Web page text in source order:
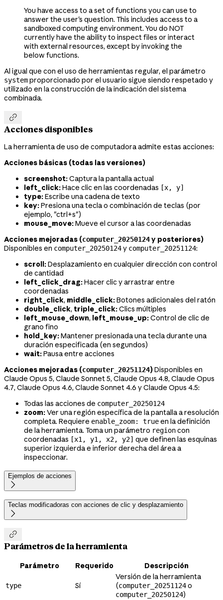
You have access to a set of functions you can use to
answer the user's question. This includes access to a
sandboxed computing environment. You do NOT
currently have the ability to inspect files or interact
with external resources, except by invoking the
below functions.
Al igual que con el uso de herramientas regular, el parámetro
systemproporcionado por el usuario sigue siendo respetado y
utilizado en la construcción de la indicación del sistema
combinada.

Acciones disponibles
La herramienta de uso de computadora admite estas acciones:
Acciones básicas (todas las versiones)
screenshot:Captura la pantalla actual
left_click:Hace clic en las coordenadas [x, y]
type:Escribe una cadena de texto
key:Presiona una tecla o combinación de teclas (por
ejemplo, "ctrl+s")
mouse_move:Mueve el cursor a las coordenadas
Acciones mejoradas (computer_20250124y posteriores)
Disponibles en computer_20250124y computer_20251124:
scroll:Desplazamiento en cualquier dirección con control
de cantidad
left_click_drag:Hacer clic y arrastrar entre
coordenadas
right_click, middle_click:Botones adicionales del ratón
double_click, triple_click:Clics múltiples
left_mouse_down, left_mouse_up:Control de clic de
grano fino
hold_key:Mantener presionada una tecla durante una
duración especificada (en segundos)
wait:Pausa entre acciones
Acciones mejoradas (computer_20251124)Disponibles en
Claude Opus 5, Claude Sonnet 5, Claude Opus 4.8, Claude Opus
4.7, Claude Opus 4.6, Claude Sonnet 4.6 y Claude Opus 4.5:
Todas las acciones de computer_20250124
zoom:Ver una región específica de la pantalla a resolución
completa. Requiere enable_zoom: trueen la definición
de la herramienta. Toma un parámetro regioncon
coordenadas [x1, y1, x2, y2] que definen las esquinas
superior izquierda e inferior derecha del área a
inspeccionar.
Ejemplos de acciones

Teclas modificadoras con acciones de clic y desplazamiento


Parámetros de la herramienta
Parámetro Requerido Descripción
type Sí
Versión de la herramienta
(computer_20251124o
computer_20250124)